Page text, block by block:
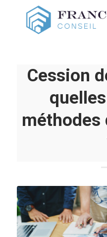
Cession
méthodes